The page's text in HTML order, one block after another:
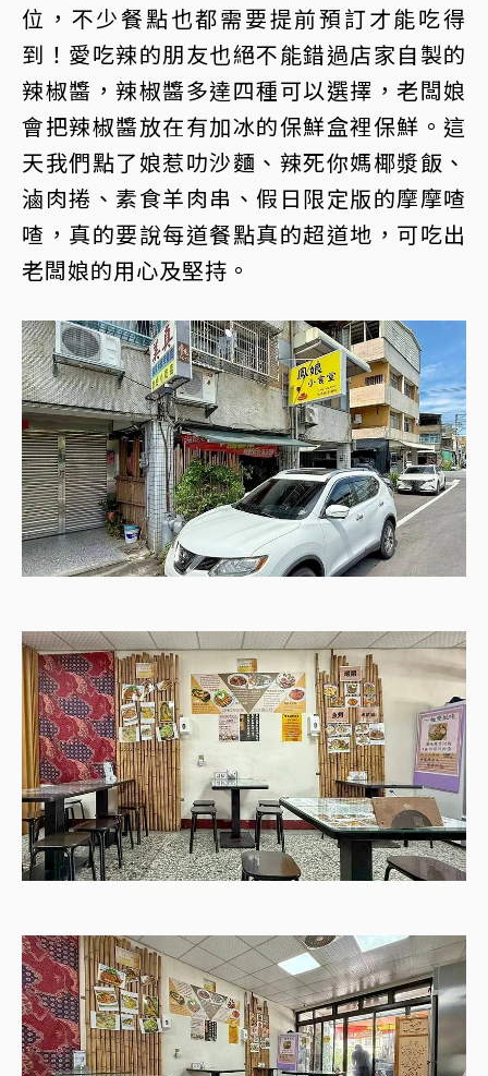
位，不少餐點也都需要提前預訂才能吃得
到！愛吃辣的朋友也絕不能錯過店家自製的
辣椒醬，辣椒醬多達四種可以選擇，老闆娘
會把辣椒醬放在有加冰的保鮮盒裡保鮮。這
天我們點了娘惹叻沙麵、辣死你媽椰漿飯、
滷肉捲、素食羊肉串、假日限定版的摩摩喳
喳，真的要說每道餐點真的超道地，可吃出
老闆娘的用心及堅持。